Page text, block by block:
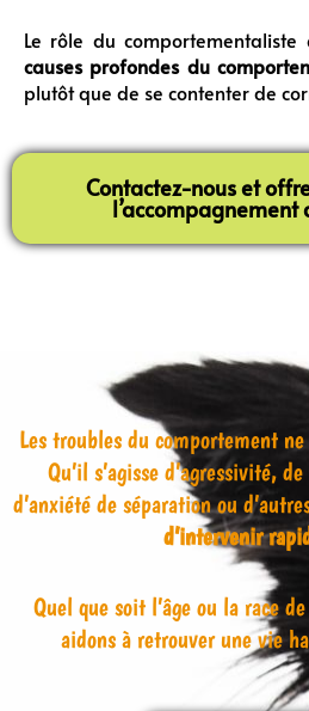
Le rôle du comportementaliste
causes profondes du
plutôt que de se contenter de
Contactez-nous et
l’accompagnement
Les troubles du comportement
Qu’il s’agisse d’agressivité,
d’anxiété de séparation ou
d’intervenir
Quel que soit l’âge ou la race
aidons à retrouver une vie